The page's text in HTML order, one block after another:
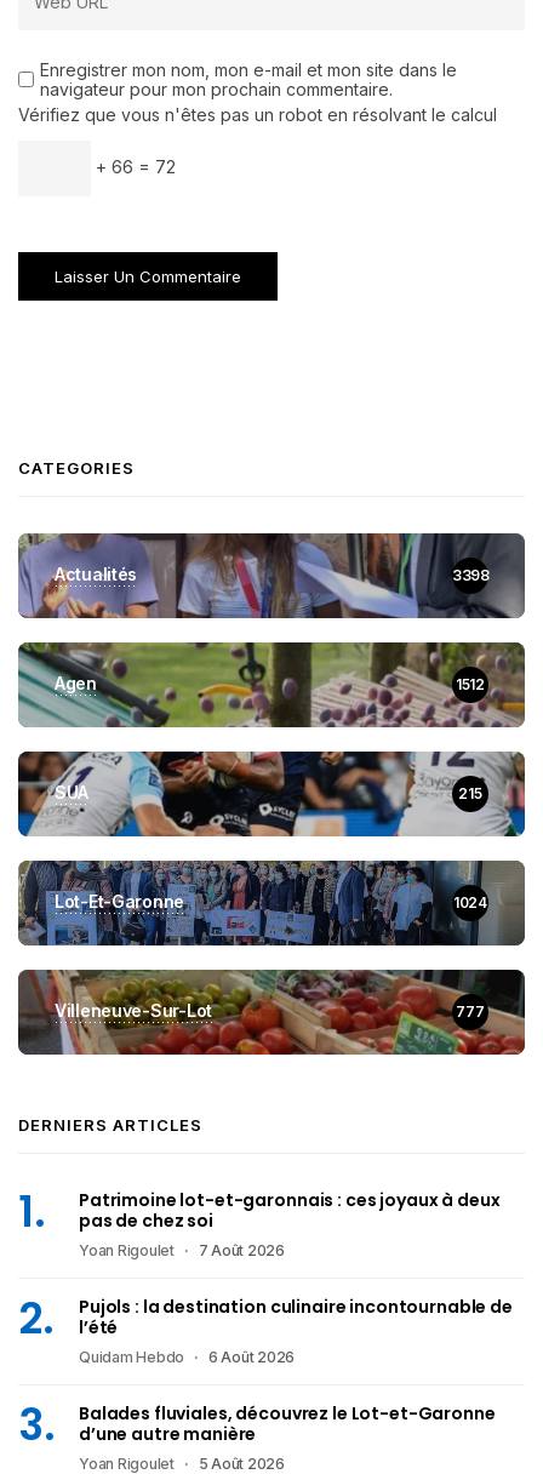
Enregistrer mon nom, mon e-mail et mon site dans le
navigateur pour mon prochain commentaire.
Vérifiez que vous n'êtes pas un robot en résolvant le calcul
+ 66 = 72
CATEGORIES
Actualités 3398
Agen 1512
SUA 215
Lot-Et-Garonne 1024
Villeneuve-Sur-Lot 777
DERNIERS ARTICLES
Patrimoine lot-et-garonnais : ces joyaux à deux
pas de chez soi
Yoan Rigoulet 7 Août 2026
Pujols : la destination culinaire incontournable de
l’été
Quidam Hebdo 6 Août 2026
Balades fluviales, découvrez le Lot-et-Garonne
d’une autre manière
Yoan Rigoulet 5 Août 2026